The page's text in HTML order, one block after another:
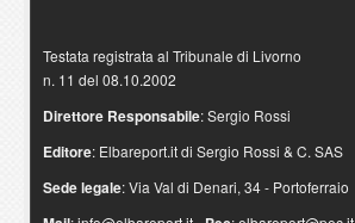
Testata registrata al Tribunale di Livorno
n. 11 del 08.10.2002
Direttore Responsabile: Sergio Rossi
Editore: Elbareport.it di Sergio Rossi & C. SAS
Sede legale: Via Val di Denari, 34 - Portoferraio